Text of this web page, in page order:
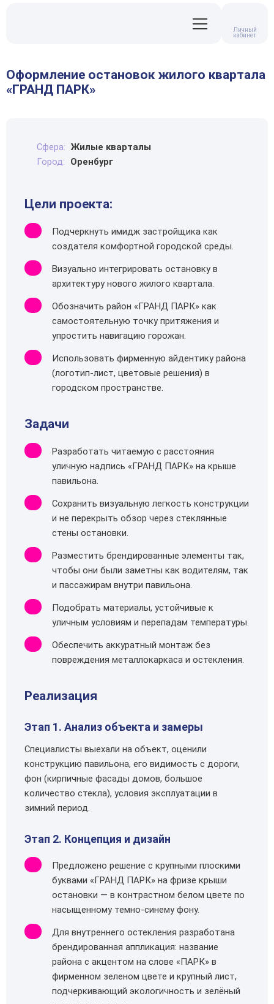
Личный
кабинет
Оформление остановок жилого квартала
«ГРАНД ПАРК»
Сфера: Жилые кварталы
Город:
Оренбург
Цели проекта:
Подчеркнуть имидж застройщика как
создателя комфортной городской среды.
Визуально интегрировать остановку в
архитектуру нового жилого квартала.
Обозначить район «ГРАНД ПАРК» как
самостоятельную точку притяжения и
упростить навигацию горожан.
Использовать фирменную айдентику района
(логотип‑лист, цветовые решения) в
городском пространстве.
Задачи
Разработать читаемую с расстояния
уличную надпись «ГРАНД ПАРК» на крыше
павильона.
Сохранить визуальную легкость конструкции
и не перекрыть обзор через стеклянные
стены остановки.
Разместить брендированные элементы так,
чтобы они были заметны как водителям, так
и пассажирам внутри павильона.
Подобрать материалы, устойчивые к
уличным условиям и перепадам температуры.
Обеспечить аккуратный монтаж без
повреждения металлокаркаса и остекления.
Реализация
Этап 1. Анализ объекта и замеры
Специалисты выехали на объект, оценили
конструкцию павильона, его видимость с дороги,
фон (кирпичные фасады домов, большое
количество стекла), условия эксплуатации в
зимний период.
Этап 2. Концепция и дизайн
Предложено решение с крупными плоскими
буквами «ГРАНД ПАРК» на фризе крыши
остановки — в контрастном белом цвете по
насыщенному темно‑синему фону.
Для внутреннего остекления разработана
брендированная аппликация: название
района с акцентом на слове «ПАРК» в
фирменном зеленом цвете и крупный лист,
подчеркивающий экологичность и зелёный